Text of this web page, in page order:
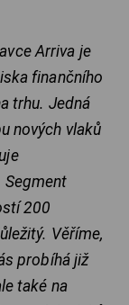
Arriva je
finančního
trhu. Jedná
nových vlaků
Segment
200
Věříme,
probíhá již
také na